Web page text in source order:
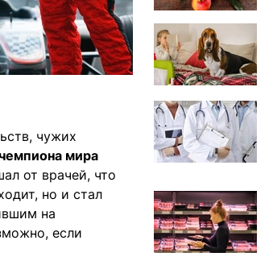
чужих
мира
от врачей, что
но и стал
на
если